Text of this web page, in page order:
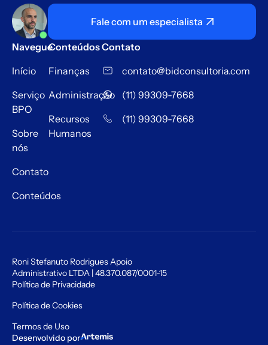
Fale com um especialista
Navegue
Início
Serviço
BPO
Sobre
nós
Contato
Conteúdos
Conteúdos
Finanças
Administração
Recursos
Humanos
Contato
contato@bidconsultoria.com
(11) 99309-7668
(11) 99309-7668
Roni Stefanuto Rodrigues Apoio
Administrativo LTDA | 48.370.087/0001-15
Política de Privacidade
Política de Cookies
Termos de Uso
Desenvolvido por